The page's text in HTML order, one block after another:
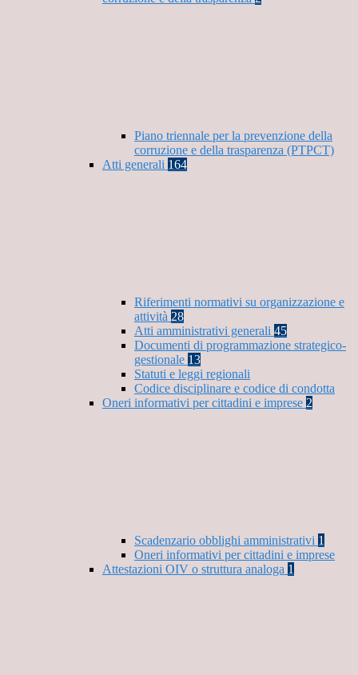
Piano triennale per la prevenzione della
corruzione e della trasparenza (PTPCT)
Atti generali 164
Riferimenti normativi su organizzazione e
attività 28
Atti amministrativi generali 45
Documenti di programmazione strategico-
gestionale 13
Statuti e leggi regionali
Codice disciplinare e codice di condotta
Oneri informativi per cittadini e imprese 2
Scadenzario obblighi amministrativi 1
Oneri informativi per cittadini e imprese
Attestazioni OIV o struttura analoga 1